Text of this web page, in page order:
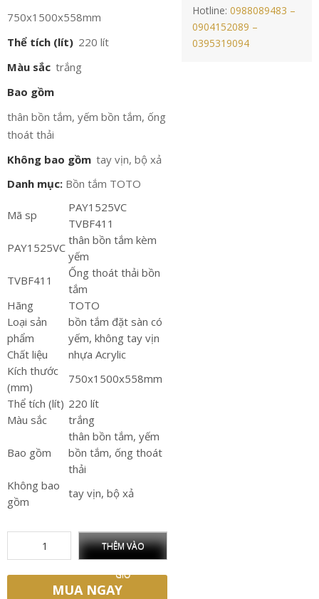
750x1500x558mm
Thể tích (lít) 220 lít
Màu sắc trắng
Bao gồm
thân bồn tắm, yếm bồn tắm, ống
thoát thải
Không bao gồm tay vịn, bộ xả
Danh mục: Bồn tắm TOTO
Mã sp
PAY1525VC
TVBF411
PAY1525VC
thân bồn tắm kèm
yếm
TVBF411
Ống thoát thải bồn
tắm
Hãng
TOTO
Loại sản
phẩm
bồn tắm đặt sàn có
yếm, không tay vịn
Chất liệu
nhựa Acrylic
Kích thước
(mm)
750x1500x558mm
Thể tích (lít) 220 lít
Màu sắc
trắng
Bao gồm
thân bồn tắm, yếm
bồn tắm, ống thoát
thải
Không bao
gồm
tay vịn, bộ xả
THÊM VÀO
GIỎ
MUA NGAY
Hotline:0988089483 –
0904152089 –
0395319094